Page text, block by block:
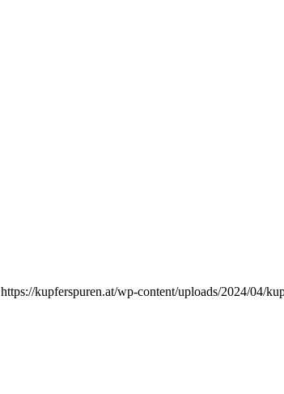
https://kupferspuren.at/wp-content/uploads/2024/04/